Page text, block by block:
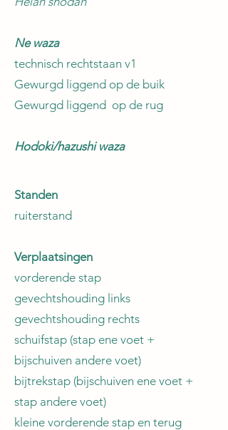
Ne waza
technisch rechtstaan v1
Gewurgd liggend op de buik
Gewurgd liggend op de rug
Hodoki/hazushi waza
Standen
ruiterstand
Verplaatsingen
vorderende stap
gevechtshouding links
gevechtshouding rechts
schuifstap (stap ene voet +
bijschuiven andere voet)
bijtrekstap (bijschuiven ene voet +
stap andere voet)
kleine vorderende stap en terug